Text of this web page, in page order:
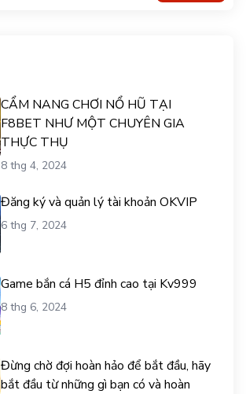
CẨM NANG CHƠI NỔ HŨ TẠI
F8BET NHƯ MỘT CHUYÊN GIA
THỰC THỤ
8 thg 4, 2024
Đăng ký và quản lý tài khoản OKVIP
6 thg 7, 2024
Game bắn cá H5 đỉnh cao tại Kv999
8 thg 6, 2024
Đừng chờ đợi hoàn hảo để bắt đầu, hãy
bắt đầu từ những gì bạn có và hoàn